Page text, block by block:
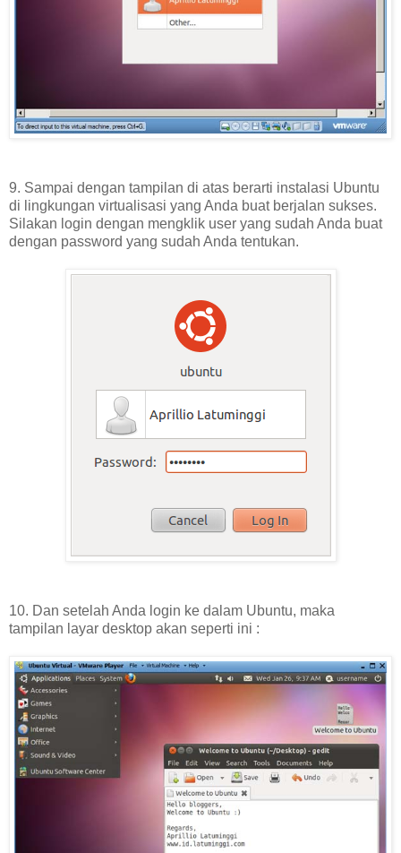
9. Sampai dengan tampilan di atas berarti instalasi Ubuntu
di lingkungan virtualisasi yang Anda buat berjalan sukses.
Silakan login dengan mengklik user yang sudah Anda buat
dengan password yang sudah Anda tentukan.
10. Dan setelah Anda login ke dalam Ubuntu, maka
tampilan layar desktop akan seperti ini :